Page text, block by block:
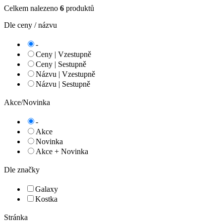
Celkem nalezeno 6 produktů
Dle ceny / názvu
-
Ceny | Vzestupně
Ceny | Sestupně
Názvu | Vzestupně
Názvu | Sestupně
Akce/Novinka
-
Akce
Novinka
Akce + Novinka
Dle značky
Galaxy
Kostka
Stránka